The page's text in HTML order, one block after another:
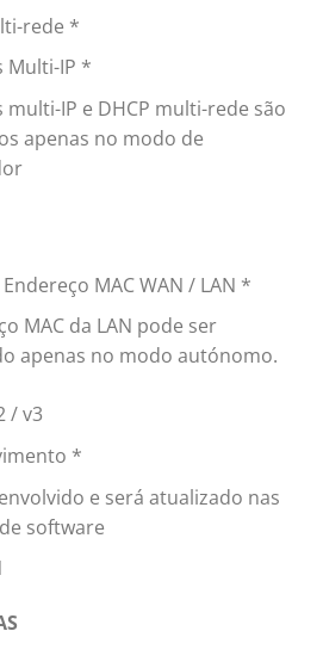
rede *
Multi-IP *
multi-IP e DHCP multi-rede são
apenas no modo de
MAC WAN / LAN *
MAC da LAN pode ser
apenas no modo autónomo.
/ v3
*
e será atualizado nas
software